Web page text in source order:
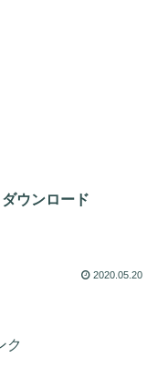
ウンロード
2020.05.20
ク